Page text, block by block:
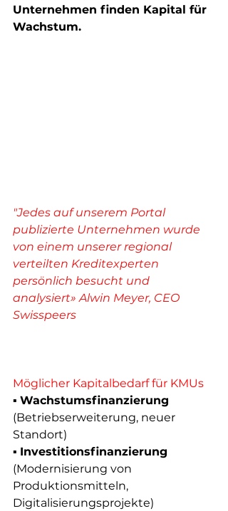
Unternehmen finden Kapital für
Wachstum.
"Jedes auf unserem Portal
publizierte Unternehmen wurde
von einem unserer regional
verteilten Kreditexperten
persönlich besucht und
analysiert» Alwin Meyer, CEO
Swisspeers
Möglicher Kapitalbedarf für KMUs
▪ Wachstumsfinanzierung
(Betriebserweiterung, neuer
Standort)
▪ Investitionsfinanzierung
(Modernisierung von
Produktionsmitteln,
Digitalisierungsprojekte)